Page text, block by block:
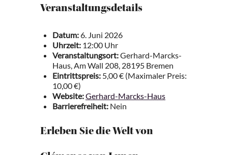
Veranstaltungsdetails
Datum:6. Juni 2026
Uhrzeit: 12:00 Uhr
Veranstaltungsort:Gerhard-Marcks-
Haus, Am Wall 208, 28195 Bremen
Eintrittspreis: 5,00 € (Maximaler Preis:
10,00 €)
Website:Gerhard-Marcks-Haus
Barrierefreiheit: Nein
Erleben Sie die Welt von